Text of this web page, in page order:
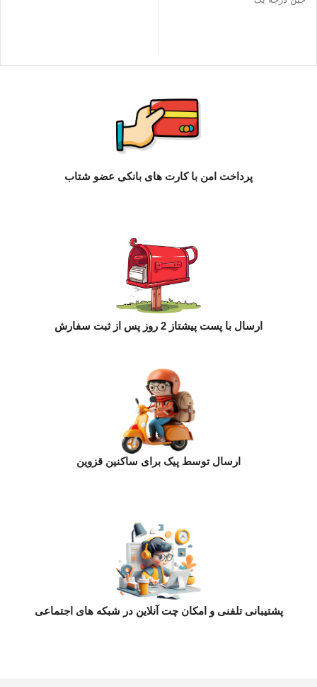
پرداخت امن با کارت های بانکی عضو شتاب
ارسال با پست پیشتاز 2 روز پس از ثبت سفارش
ارسال توسط پیک برای ساکنین قزوین
پشتیبانی تلفنی و امکان چت آنلاین در شبکه های اجتماعی